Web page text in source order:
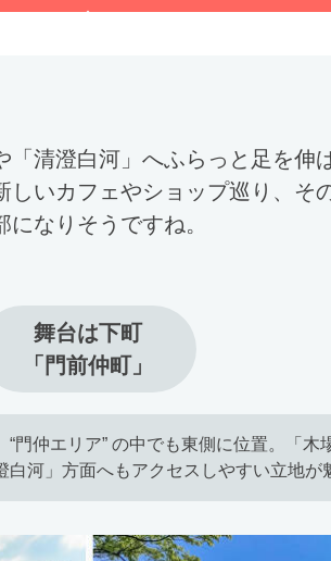
「清澄白河」へふらっと足を伸
しいカフェやショップ巡り、そ
なりそうですね。
舞台は下町
「門前仲町」
門仲エリア” の中でも東側に位置。「木
白河」方面へもアクセスしやすい立地